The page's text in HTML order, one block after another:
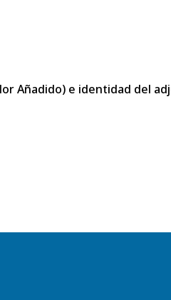
Añadido) e identidad del